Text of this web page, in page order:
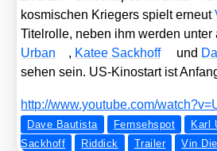
kos­mi­schen Krie­gers spielt erneut
Titel­rol­le, neben ihm wer­den unter
Urban
, Katee Sack­hoff und
sehen sein. US-Kino­start ist
http://​www​.you​tube​.com/​
Dave Bautista Fernsehspot Karl
Sackhoff
Riddick Trailer Vin